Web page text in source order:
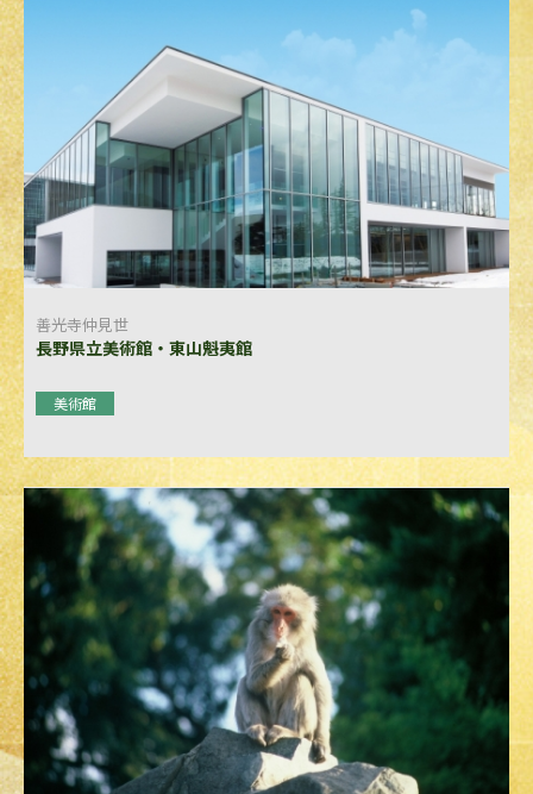
善光寺仲見世
長野県立美術館・東山魁夷館
美術館